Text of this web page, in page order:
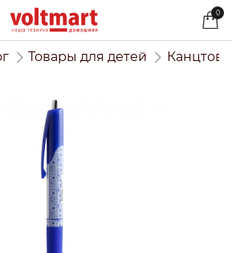
0
Товары для детей